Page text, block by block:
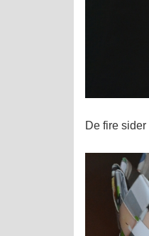
De fire sider